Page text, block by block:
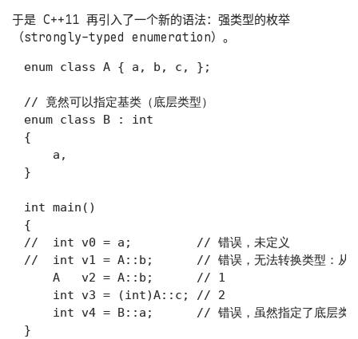
于是 C++11 再引入了一个新的语法：强类型的枚举
（strongly-typed enumeration）。
enum class A { a, b, c, };
// 竟然可以指定基类（底层类型）
enum class B : int
{
    a,
}
int main()
{
//  int v0 = a;         // 错误，未定义
//  int v1 = A::b;      // 错误，无法转换类型：从
    A   v2 = A::b;      // 1
    int v3 = (int)A::c; // 2
int v4 = B::a;      // 错误，虽然指定了底层类